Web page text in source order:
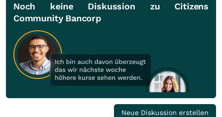
Noch keine Diskussion zu Citizens
Community Bancorp
Neue Diskussion erstellen